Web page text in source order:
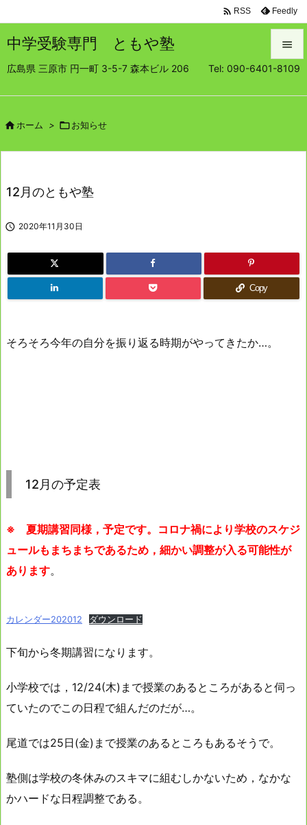
中学受験専門 ともや塾
広島県 三原市 円一町 3-5-7 森本ビル 206 Tel: 090-6401-8109


 RSS Feedly
 ホーム > お知らせ
12月のともや塾
 2020年11月30日
Copy
そろそろ今年の自分を振り返る時期がやってきたか…。
12月の予定表
※ 夏期講習同様，予定です。コロナ禍により学校のスケジ
ュールもまちまちであるため，細かい調整が入る可能性が
あります。
カレンダー202012 ダウンロード
下旬から冬期講習になります。
小学校では，12/24(木)まで授業のあるところがあると伺っ
ていたのでこの日程で組んだのだが…。
尾道では25日(金)まで授業のあるところもあるそうで。
塾側は学校の冬休みのスキマに組むしかないため，なかな
かハードな日程調整である。